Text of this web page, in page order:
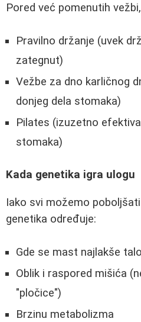
Pored već pomenutih
Pravilno držanje (uvek
zategnut)
Vežbe za dno karličnog
donjeg dela stomaka)
Pilates (izuzetno
stomaka)
Kada genetika igra ulogu
Iako svi možemo
genetika određuje:
Gde se mast najlakše
Oblik i raspored mišića
"pločice")
Brzinu metabolizma